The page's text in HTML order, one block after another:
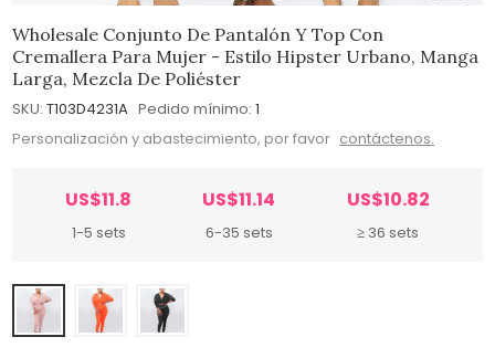
Wholesale Conjunto De Pantalón Y Top Con
Cremallera Para Mujer - Estilo Hipster Urbano, Manga
Larga, Mezcla De Poliéster
SKU: T103D4231A Pedido mínimo: 1
Personalización y abastecimiento, por favor contáctenos.
US$11.8
1-5 sets
US$11.14
6-35 sets
US$10.82
≥ 36 sets